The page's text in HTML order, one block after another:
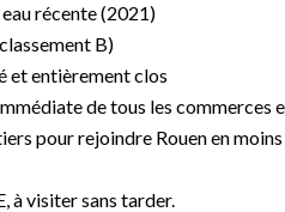
récente (2021)
B)
et entièrement clos
de tous les commerces
pour rejoindre Rouen en moins
à visiter sans tarder.